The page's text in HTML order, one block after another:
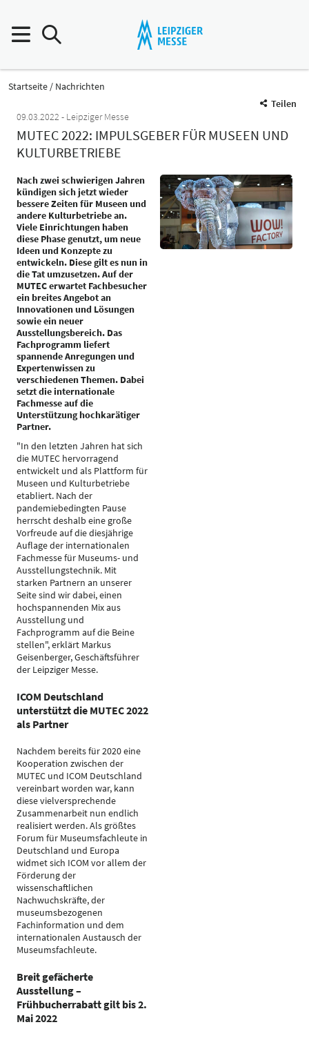
Startseite
Nachrichten
Teilen
09.03.2022
Leipziger Messe
MUTEC 2022: IMPULSGEBER FÜR MUSEEN UND
KULTURBETRIEBE
Nach zwei schwierigen Jahren
kündigen sich jetzt wieder
bessere Zeiten für Museen und
andere Kulturbetriebe an.
Viele Einrichtungen haben
diese Phase genutzt, um neue
Ideen und Konzepte zu
entwickeln. Diese gilt es nun in
die Tat umzusetzen. Auf der
MUTEC erwartet Fachbesucher
ein breites Angebot an
Innovationen und Lösungen
sowie ein neuer
Ausstellungsbereich. Das
Fachprogramm liefert
spannende Anregungen und
Expertenwissen zu
verschiedenen Themen. Dabei
setzt die internationale
Fachmesse auf die
Unterstützung hochkarätiger
Partner.
"In den letzten Jahren hat sich
die MUTEC hervorragend
entwickelt und als Plattform für
Museen und Kulturbetriebe
etabliert. Nach der
pandemiebedingten Pause
herrscht deshalb eine große
Vorfreude auf die diesjährige
Auflage der internationalen
Fachmesse für Museums- und
Ausstellungstechnik. Mit
starken Partnern an unserer
Seite sind wir dabei, einen
hochspannenden Mix aus
Ausstellung und
Fachprogramm auf die Beine
stellen", erklärt Markus
Geisenberger, Geschäftsführer
der Leipziger Messe.
ICOM Deutschland
unterstützt die MUTEC 2022
als Partner
Nachdem bereits für 2020 eine
Kooperation zwischen der
MUTEC und ICOM Deutschland
vereinbart worden war, kann
diese vielversprechende
Zusammenarbeit nun endlich
realisiert werden. Als größtes
Forum für Museumsfachleute in
Deutschland und Europa
widmet sich ICOM vor allem der
Förderung der
wissenschaftlichen
Nachwuchskräfte, der
museumsbezogenen
Fachinformation und dem
internationalen Austausch der
Museumsfachleute.
Breit gefächerte
Ausstellung –
Frühbucherrabatt gilt bis 2.
Mai 2022